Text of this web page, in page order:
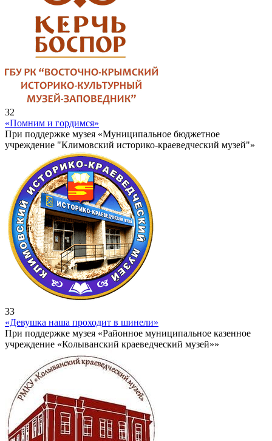
32
«Помним и гордимся»
При поддержке музея «Муниципальное бюджетное
учреждение "Климовский историко-краеведческий музей"»
33
«Девушка наша проходит в шинели»
При поддержке музея «Районное муниципальное казенное
учреждение «Колыванский краеведческий музей»»